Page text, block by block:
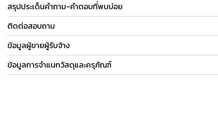
สรุปประเด็นคำถาม-คำตอบที่พบบ่อย
ติดต่อสอบถาม
ข้อมูลผู้ขายผู้รับจ้าง
ข้อมูลการจำแนกวัสดุและครุภัณฑ์